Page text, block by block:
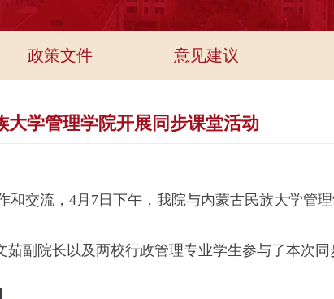
政策文件 意见建议
学管理学院开展同步课堂活动
和交流， 4月 7 日下午，我院与内蒙古民族大学管
副院长以及两校行政管理专业学生参与了本次同